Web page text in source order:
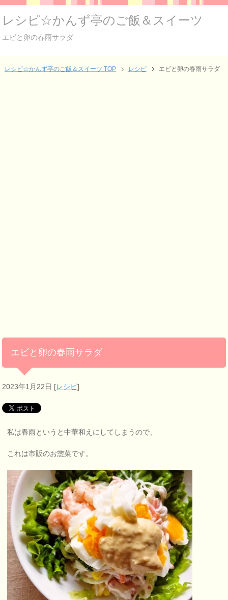
レシピ☆かんず亭のご飯＆スイーツ
エビと卵の春雨サラダ
レシピ☆かんず亭のご飯＆スイーツ TOP レシピ エビと卵の春雨サラダ
エビと卵の春雨サラダ
2023年1月22日 [レシピ]
私は春雨というと中華和えにしてしまうので、
これは市販のお惣菜です。